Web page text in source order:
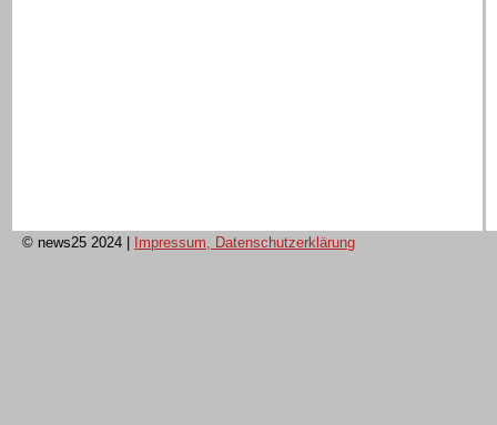
© news25 2024 Impressum, Datenschutzerklärung